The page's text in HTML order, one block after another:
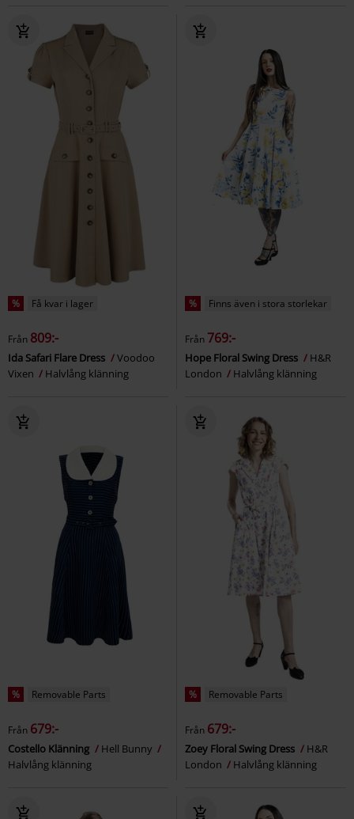
% Få kvar i lager
Från 809:-
Ida Safari Flare Dress
Voodoo
Vixen
Halvlång klänning
% Finns även i stora storlekar
Från 769:-
Hope Floral Swing Dress
H&R
London
Halvlång klänning
% Removable Parts
Från 679:-
Costello Klänning
Hell Bunny
Halvlång klänning
% Removable Parts
Från 679:-
Zoey Floral Swing Dress
H&R
London
Halvlång klänning